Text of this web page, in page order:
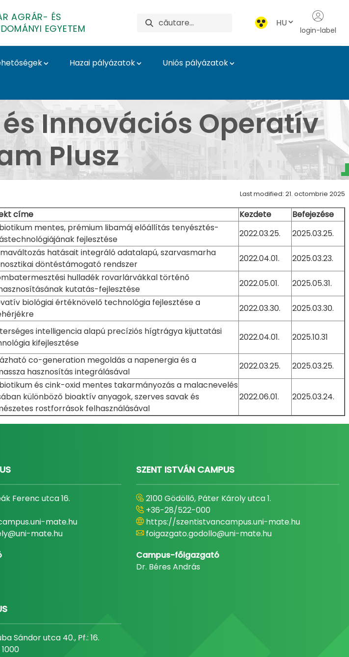
AGRÁR- ÉS
EGYETEM
HU
login-label
Hazai pályázatok
Uniós pályázatok
- MATE pályázatok
Innovációs Operatív
Plusz
Last modified: 21. octombrie 2025
címe Kezdete
Befejezése
mentes, prémium libamáj előállítás tenyésztés-
fejlesztése
2022.03.25.
2025.03.25.
hatásait integráló adatalapú, szarvasmarha
döntéstámogató rendszer
2022.04.01.
2025.03.23.
hulladék rovarlárvákkal történő
kutatás-fejlesztése
2022.05.01.
2025.05.31.
biológiai értéknövelő technológia fejlesztése a
2022.03.30.
2025.03.30.
intelligencia alapú precíziós hígtrágya kijuttatási
kifejlesztése
2022.04.01. 2025.10.31
co-generation megoldás a napenergia és a
hasznosítás integrálásával
2022.03.25. 2025.03.25.
és cink-oxid mentes takarmányozás a malacnevelés
különböző bioaktív anyagok, szerves savak és
rostforrások felhasználásával
2022.06.01. 2025.03.24.
Ferenc utca 16.
mate.hu
mate.hu
SZENT ISTVÁN CAMPUS
2100 Gödöllő, Páter Károly utca 1.
+36-28/522-000
https://szentistvancampus.uni-mate.hu
foigazgato.godollo@uni-mate.hu
Campus-főigazgató
Dr. Béres András
Sándor utca 40., Pf.: 16.